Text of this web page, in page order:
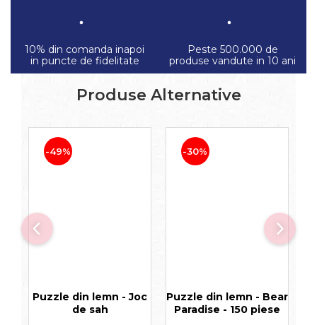
10% din comanda inapoi
in puncte de fidelitate
Peste 500.000 de
produse vandute in 10 ani
Produse Alternative
-49%
Puzzle din lemn - Joc
de sah
-30%
Puzzle din lemn - Bear
Paradise - 150 piese